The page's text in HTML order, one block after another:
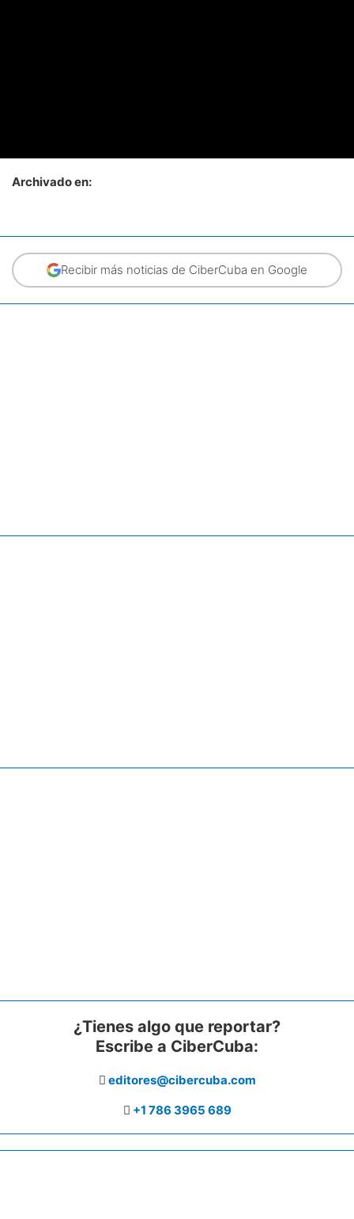
Archivado en:
Recibir más noticias de CiberCuba en Google
¿Tienes algo que reportar?
Escribe a CiberCuba:
editores@cibercuba.com
+1 786 3965 689